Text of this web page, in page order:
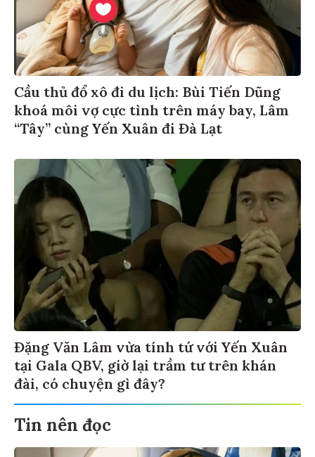
Cầu thủ đổ xô đi du lịch: Bùi Tiến Dũng
khoá môi vợ cực tình trên máy bay, Lâm
“Tây” cùng Yến Xuân đi Đà Lạt
Đặng Văn Lâm vừa tính tứ với Yến Xuân
tại Gala QBV, giờ lại trầm tư trên khán
đài, có chuyện gì đây?
Tin nên đọc